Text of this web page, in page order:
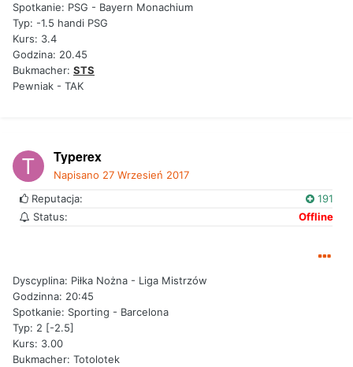
Spotkanie: PSG - Bayern Monachium
Typ: -1.5 handi PSG
Kurs: 3.4
Godzina: 20.45
Bukmacher: STS
Pewniak - TAK
Typerex
Napisano 27 Wrzesień 2017
Reputacja:
191
Status:
Offline
Dyscyplina: Piłka Nożna - Liga Mistrzów
Godzinna: 20:45
Spotkanie: Sporting - Barcelona
Typ: 2 [-2.5]
Kurs: 3.00
Bukmacher: Totolotek